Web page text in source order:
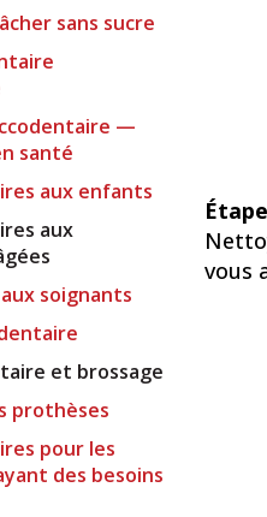
sans sucre
—
santé
aux enfants
aux
soignants
et brossage
prothèses
pour les
des besoins
vous